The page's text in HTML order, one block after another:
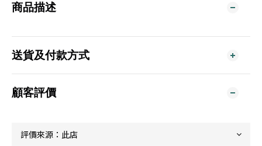
商品描述
送貨及付款方式
顧客評價